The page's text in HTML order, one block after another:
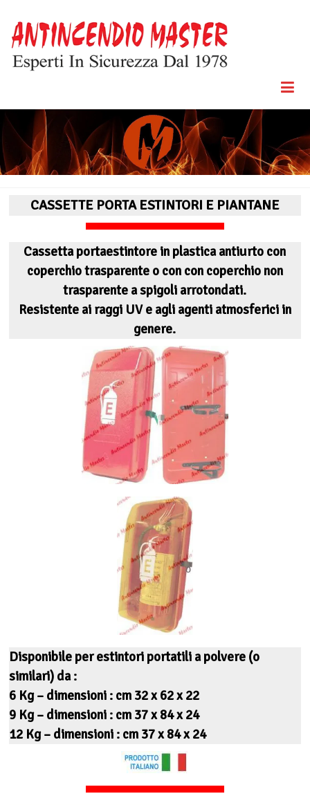
content
Master
Dal 1978
CASSETTE PORTA ESTINTORI E PIANTANE
Cassetta portaestintore in plastica antiurto con
coperchio trasparente o con con coperchio non
trasparente a spigoli arrotondati.
Resistente ai raggi UV e agli agenti atmosferici in
genere.
Disponibile per estintori portatili a polvere (o
similari) da :
6 Kg – dimensioni : cm 32 x 62 x 22
9 Kg – dimensioni : cm 37 x 84 x 24
12 Kg – dimensioni : cm 37 x 84 x 24